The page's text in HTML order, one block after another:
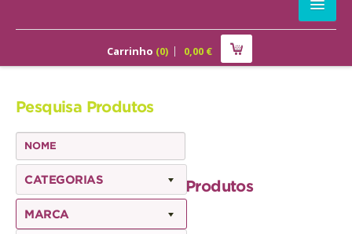
ALIMENTAÇÃO
Júnior
Adulto
Sénior
Carrinho (0) 0,00€
Pesquisa Produtos
CATEGORIAS
MARCA
Produtos